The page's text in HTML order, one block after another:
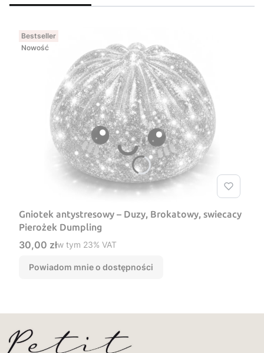
Bestseller
Nowość
Gniotek antystresowy – Duzy, Brokatowy, swiecacy
Pierożek Dumpling
Cena brutto
30,00 złw tym %s VAT
w tym 23% VAT
Powiadom mnie o dostępności